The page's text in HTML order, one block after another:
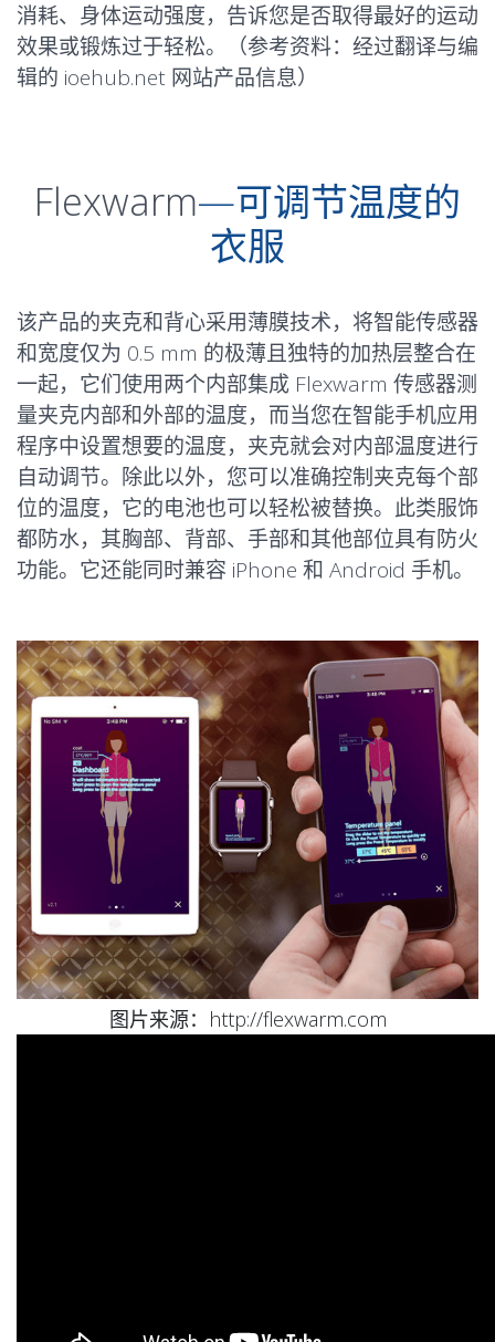
消耗、身体运动强度，告诉您是否取得最好的运动
效果或锻炼过于轻松。（参考资料：经过翻译与编
辑的 ioehub.net 网站产品信息）
Flexwarm—可调节温度的
衣服
该产品的夹克和背心采用薄膜技术，将智能传感器
和宽度仅为 0.5 mm 的极薄且独特的加热层整合在
一起，它们使用两个内部集成 Flexwarm 传感器测
量夹克内部和外部的温度，而当您在智能手机应用
程序中设置想要的温度，夹克就会对内部温度进行
自动调节。除此以外，您可以准确控制夹克每个部
位的温度，它的电池也可以轻松被替换。此类服饰
都防水，其胸部、背部、手部和其他部位具有防火
功能。它还能同时兼容 iPhone 和 Android 手机。
图片来源：http://flexwarm.com